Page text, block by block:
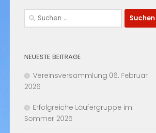
Suchen
nach:
NEUESTE BEITRÄGE
Vereinsversammlung 06. Februar
2026
Erfolgreiche Läufergruppe im
Sommer 2025